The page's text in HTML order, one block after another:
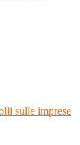
sulle imprese